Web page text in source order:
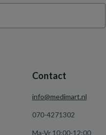
Contact
info@medimart.nl
070-4271302
Ma-Vr 10:00-12:00